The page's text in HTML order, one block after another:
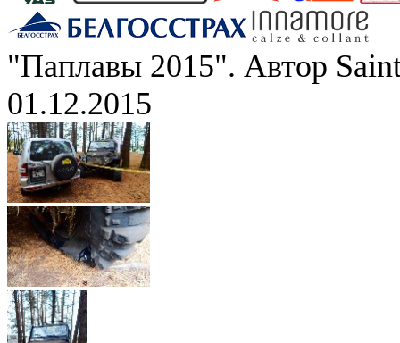
"Паплавы 2015". Автор
01.12.2015